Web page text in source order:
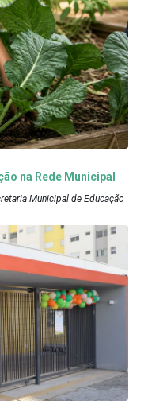
na Rede Municipal
Municipal de Educação